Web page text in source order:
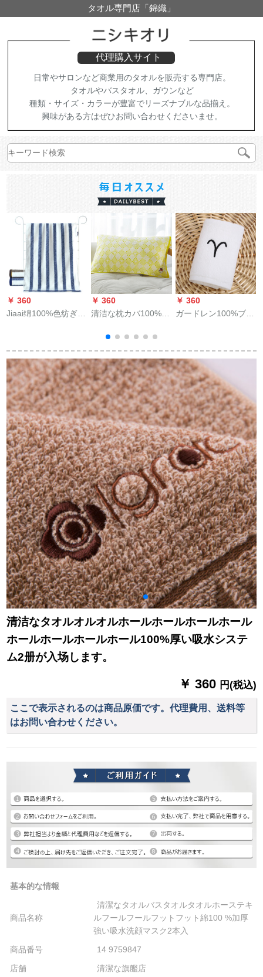
タオル専門店「錦織」
代理購入サイト
日常やサロンなど商業用のタオルを販売する専門店。
タオルやバスタオル、ガウンなど
種類・サイズ・カラーが豊富でリーズナブルな品揃え。
興味がある方はぜひお問い合わせくださいませ。
￥ 360
Jiaai绵100%色纺ぎぎ
ラム/本
￥ 360
清洁な枕カバ100%快
オルの枕カバのカー
プ1本入りの894黄枕
カバー
￥ 360
ガードレン100%ブリ
cm
清洁なタオルオルオルホールホールホールホール
ホールホールホールホール100%厚い吸水システ
ム2册が入场します。
￥ 360 円(税込)
ここで表示されるのは商品原価です。代理費用、送料等
はお問い合わせください。
基本的な情報
商品名称
清潔なタオルバスタオルタオルホーステキ
ルフールフールフットフット綿100 %加厚
強い吸水洗顔マスク2本入
商品番号
14 9759847
店舗
清潔な旗艦店